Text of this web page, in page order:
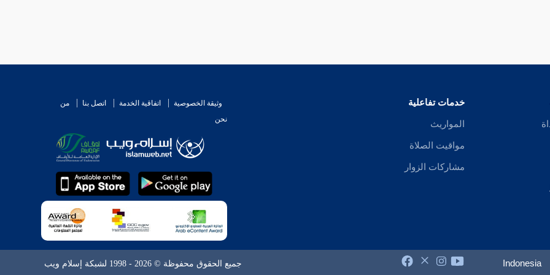
خدمات تفاعلية
المواريث
مواقيت الصلاة
مشاركات الزوار
وثيقة الخصوصية اتفاقية الخدمة اتصل بنا
من
نحن
Indonesia جميع الحقوق محفوظة © 2026 - 1998 لشبكة إسلام ويب